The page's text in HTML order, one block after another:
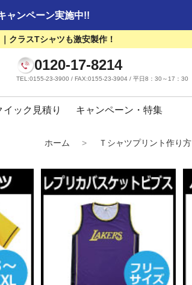
ャンペーン実施中!!
クラスTシャツも激安製作！
0120-17-8214
TEL:0155-23-3900 / FAX:0155-23-3904 / 平日8：30～17：30
イック見積り キャンペーン・特集
ホーム > Ｔシャツプリント作り方